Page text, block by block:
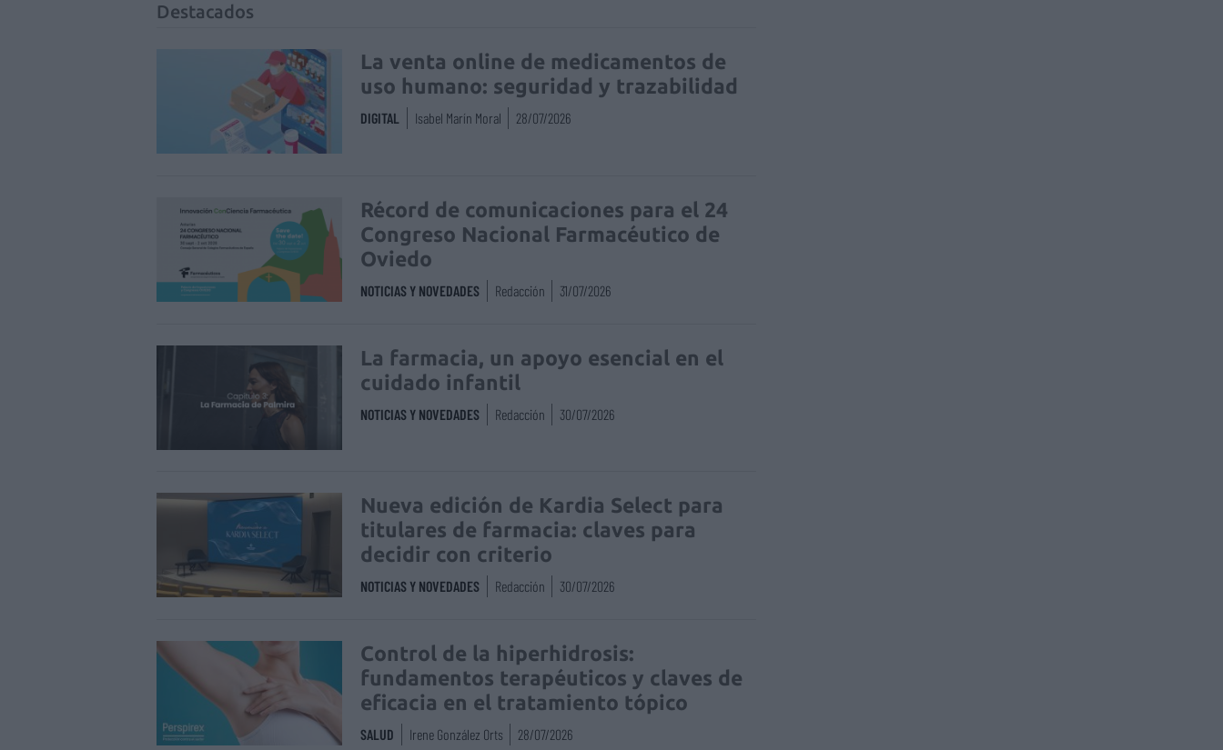
Destacados
La venta online de medicamentos de
uso humano: seguridad y trazabilidad
DIGITAL Isabel Marín Moral 28/07/2026
Récord de comunicaciones para el 24
Congreso Nacional Farmacéutico de
Oviedo
NOTICIAS Y NOVEDADES Redacción 31/07/2026
La farmacia, un apoyo esencial en el
cuidado infantil
NOTICIAS Y NOVEDADES Redacción 30/07/2026
Nueva edición de Kardia Select para
titulares de farmacia: claves para
decidir con criterio
NOTICIAS Y NOVEDADES Redacción 30/07/2026
Control de la hiperhidrosis:
fundamentos terapéuticos y claves de
eficacia en el tratamiento tópico
SALUD Irene González Orts 28/07/2026